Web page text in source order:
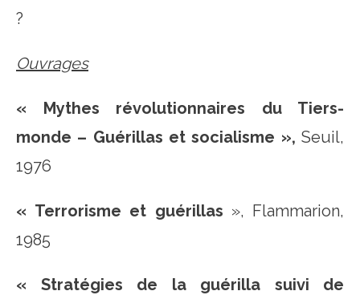
?
Ouvrages
« Mythes révolutionnaires du Tiers-
monde – Guérillas et socialisme », Seuil,
1976
« Terrorisme et guérillas », Flammarion,
1985
« Stratégies de la guérilla suivi de